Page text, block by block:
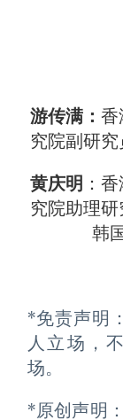
游传满： 香
究院副研究
黄庆明 ：
究院助理
韩
*免责声明
人立场，
场。
*原创声明